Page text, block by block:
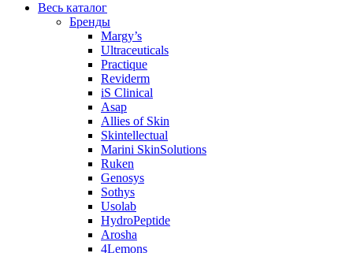
Весь каталог
Бренды
Margy’s
Ultraceuticals
Practique
Reviderm
iS Clinical
Asap
Allies of Skin
Skintellectual
Marini SkinSolutions
Ruken
Genosys
Sothys
Usolab
HydroPeptide
Arosha
4Lemons